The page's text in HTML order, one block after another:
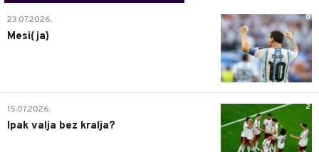
0
23.07.2026.
Mesi(ja)
2
15.07.2026.
Ipak valja bez kralja?